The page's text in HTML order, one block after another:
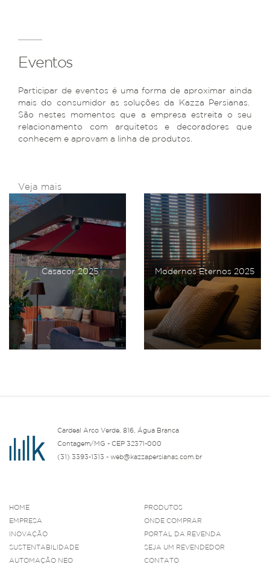
Eventos
Participar de eventos é uma forma de aproximar ainda
mais do consumidor as soluções da Kazza Persianas.
São nestes momentos que a empresa estreita o seu
relacionamento com arquitetos e decoradores que
conhecem e aprovam a linha de produtos.
Veja mais
Casacor 2025 Modernos Eternos 2025
Cardeal Arco Verde, 816, Água Branca
Contagem/MG - CEP 32371-000
(31) 3393-1313 - web@kazzapersianas.com.br
HOME
EMPRESA
INOVAÇÃO
SUSTENTABILIDADE
AUTOMAÇÃO NEO
PRODUTOS
ONDE COMPRAR
PORTAL DA REVENDA
SEJA UM REVENDEDOR
CONTATO